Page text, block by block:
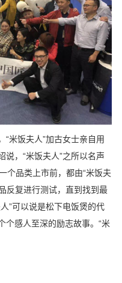
米饭夫人”加古女士亲自用
，“米饭夫人”之所以名声
个品类上市前，都由“米饭夫
反复进行测试，直到找到最
”可以说是松下电饭煲的代
个感人至深的励志故事。“米